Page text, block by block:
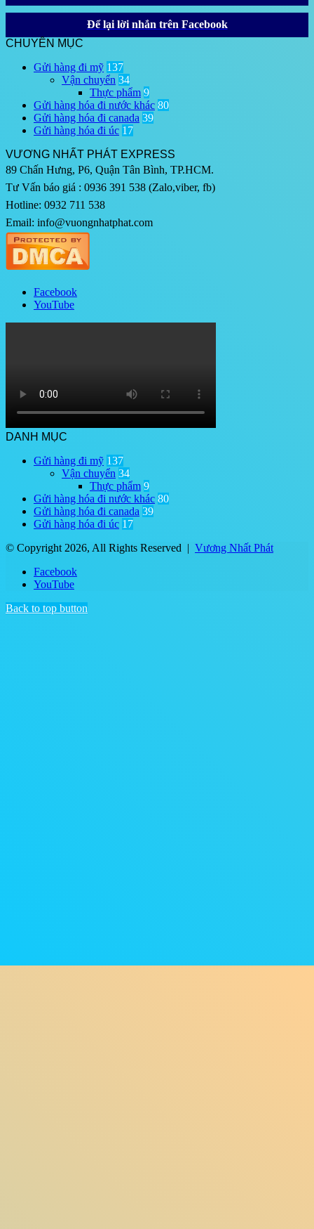
Để lại lời nhắn trên Facebook
CHUYÊN MỤC
Gửi hàng đi mỹ 137
Vận chuyển 34
Thực phẩm 9
Gửi hàng hóa đi nước khác 80
Gửi hàng hóa đi canada 39
Gửi hàng hóa đi úc 17
VƯƠNG NHẤT PHÁT EXPRESS
89 Chấn Hưng, P6, Quận Tân Bình, TP.HCM.
Tư Vấn báo giá : 0936 391 538 (Zalo,viber, fb)
Hotline: 0932 711 538
Email: info@vuongnhatphat.com
Facebook
YouTube
DANH MỤC
Gửi hàng đi mỹ 137
Vận chuyển 34
Thực phẩm 9
Gửi hàng hóa đi nước khác 80
Gửi hàng hóa đi canada 39
Gửi hàng hóa đi úc 17
© Copyright 2026, All Rights Reserved | Vương Nhất Phát
Facebook
YouTube
Back to top button